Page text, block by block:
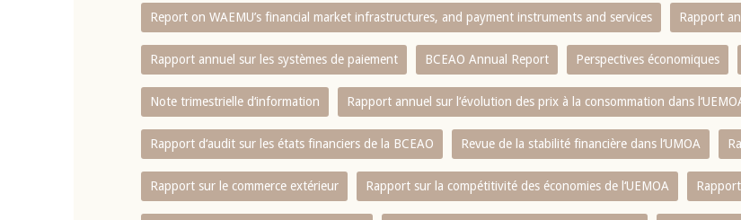
Report on WAEMU’s financial market infrastructures, and payment instruments and services Rapport
Rapport annuel sur les systèmes de paiement BCEAO Annual Report Perspectives économiques
Note trimestrielle d‘information Rapport annuel sur l‘évolution des prix à la consommation dans
Rapport d‘audit sur les états financiers de la BCEAO Revue de la stabilité financière dans l‘UMOA
Rapport sur le commerce extérieur Rapport sur la compétitivité des économies de l‘UEMOA